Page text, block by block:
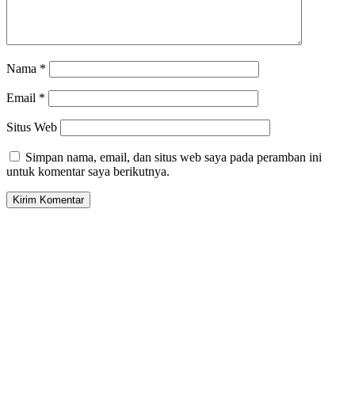
Nama *
Email *
Situs Web
Simpan nama, email, dan situs web saya pada peramban ini
untuk komentar saya berikutnya.